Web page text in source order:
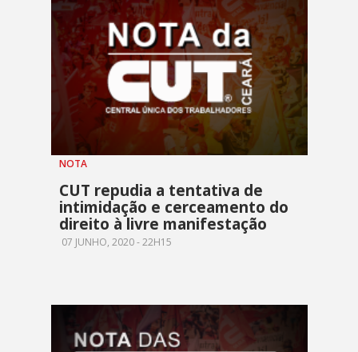
NOTA
CUT repudia a tentativa de
intimidação e cerceamento do
direito à livre manifestação
07 JUNHO, 2020 - 22H15